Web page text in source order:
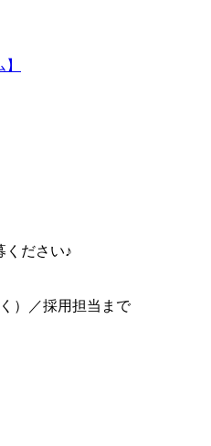
ください♪
）／採用担当まで